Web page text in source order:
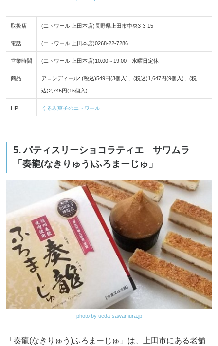
取扱店 (エトワール 上田本店)長野県上田市中央3-3-15
電話 (エトワール 上田本店)0268-22-7286
営業時間 (エトワール 上田本店)10:00～19:00 水曜日定休
商品 アロンディール: (税込)549円(3個入)、(税込)1,647円(9個入)、(税
込)2,745円(15個入)
HP くるみ菓子のエトワール
5. パティスリーショコラティエ サワムラ
「奏龍(なきりゅう)ふろまーじゅ」
photo by ueda-sawamura.jp
「奏龍(なきりゅう)ふろまーじゅ」は、上田市にある老舗